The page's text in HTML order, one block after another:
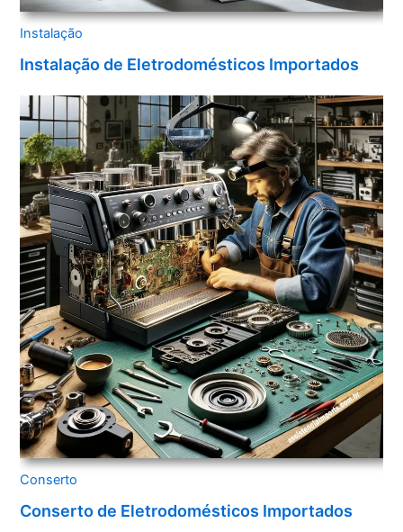
Instalação
Instalação de Eletrodomésticos Importados
Conserto
Conserto de Eletrodomésticos Importados